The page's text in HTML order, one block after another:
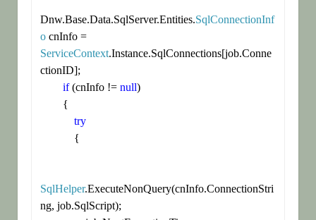
Dnw.Base.Data.SqlServer.Entities.SqlConnectionInf
o
cnInfo =
ServiceContext.Instance.SqlConnections[job.Conne
ctionID];
if (cnInfo != null)
try
SqlHelper.ExecuteNonQuery(cnInfo.ConnectionStri
ng, job.SqlScript);